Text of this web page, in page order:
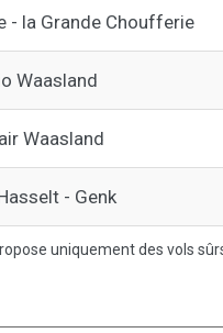
- la Grande Choufferie
Waasland
Waasland
- Genk
uniquement des vols